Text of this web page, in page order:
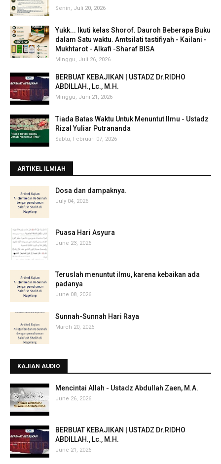
Senin, Juli 20, 2026
Yukk... Ikuti kelas Shorof. Dauroh Beberapa Buku
dalam Satu waktu. Amtsilati tastifiyah - Kailani -
Mukhtarot - Alkafi -Sharaf BISA
Minggu, Juli 26, 2026
BERBUAT KEBAJIKAN | USTADZ Dr.RIDHO
ABDILLAH., Lc., M.H.
Minggu, Juni 21, 2026
Tiada Batas Waktu Untuk Menuntut Ilmu - Ustadz
Rizal Yuliar Putrananda
Sabtu, Februari 07, 2026
ARTIKEL ILMIAH
‎Dosa dan dampaknya.
July 04, 2026
Puasa Hari Asyura
June 23, 2026
Teruslah menuntut ilmu, karena kebaikan ada
padanya
June 08, 2026
Sunnah-Sunnah Hari Raya
March 20, 2026
KAJIAN AUDIO
Mencintai Allah - Ustadz Abdullah Zaen, M.A.
June 26, 2026
BERBUAT KEBAJIKAN | USTADZ Dr.RIDHO
ABDILLAH., Lc., M.H.
June 21, 2026